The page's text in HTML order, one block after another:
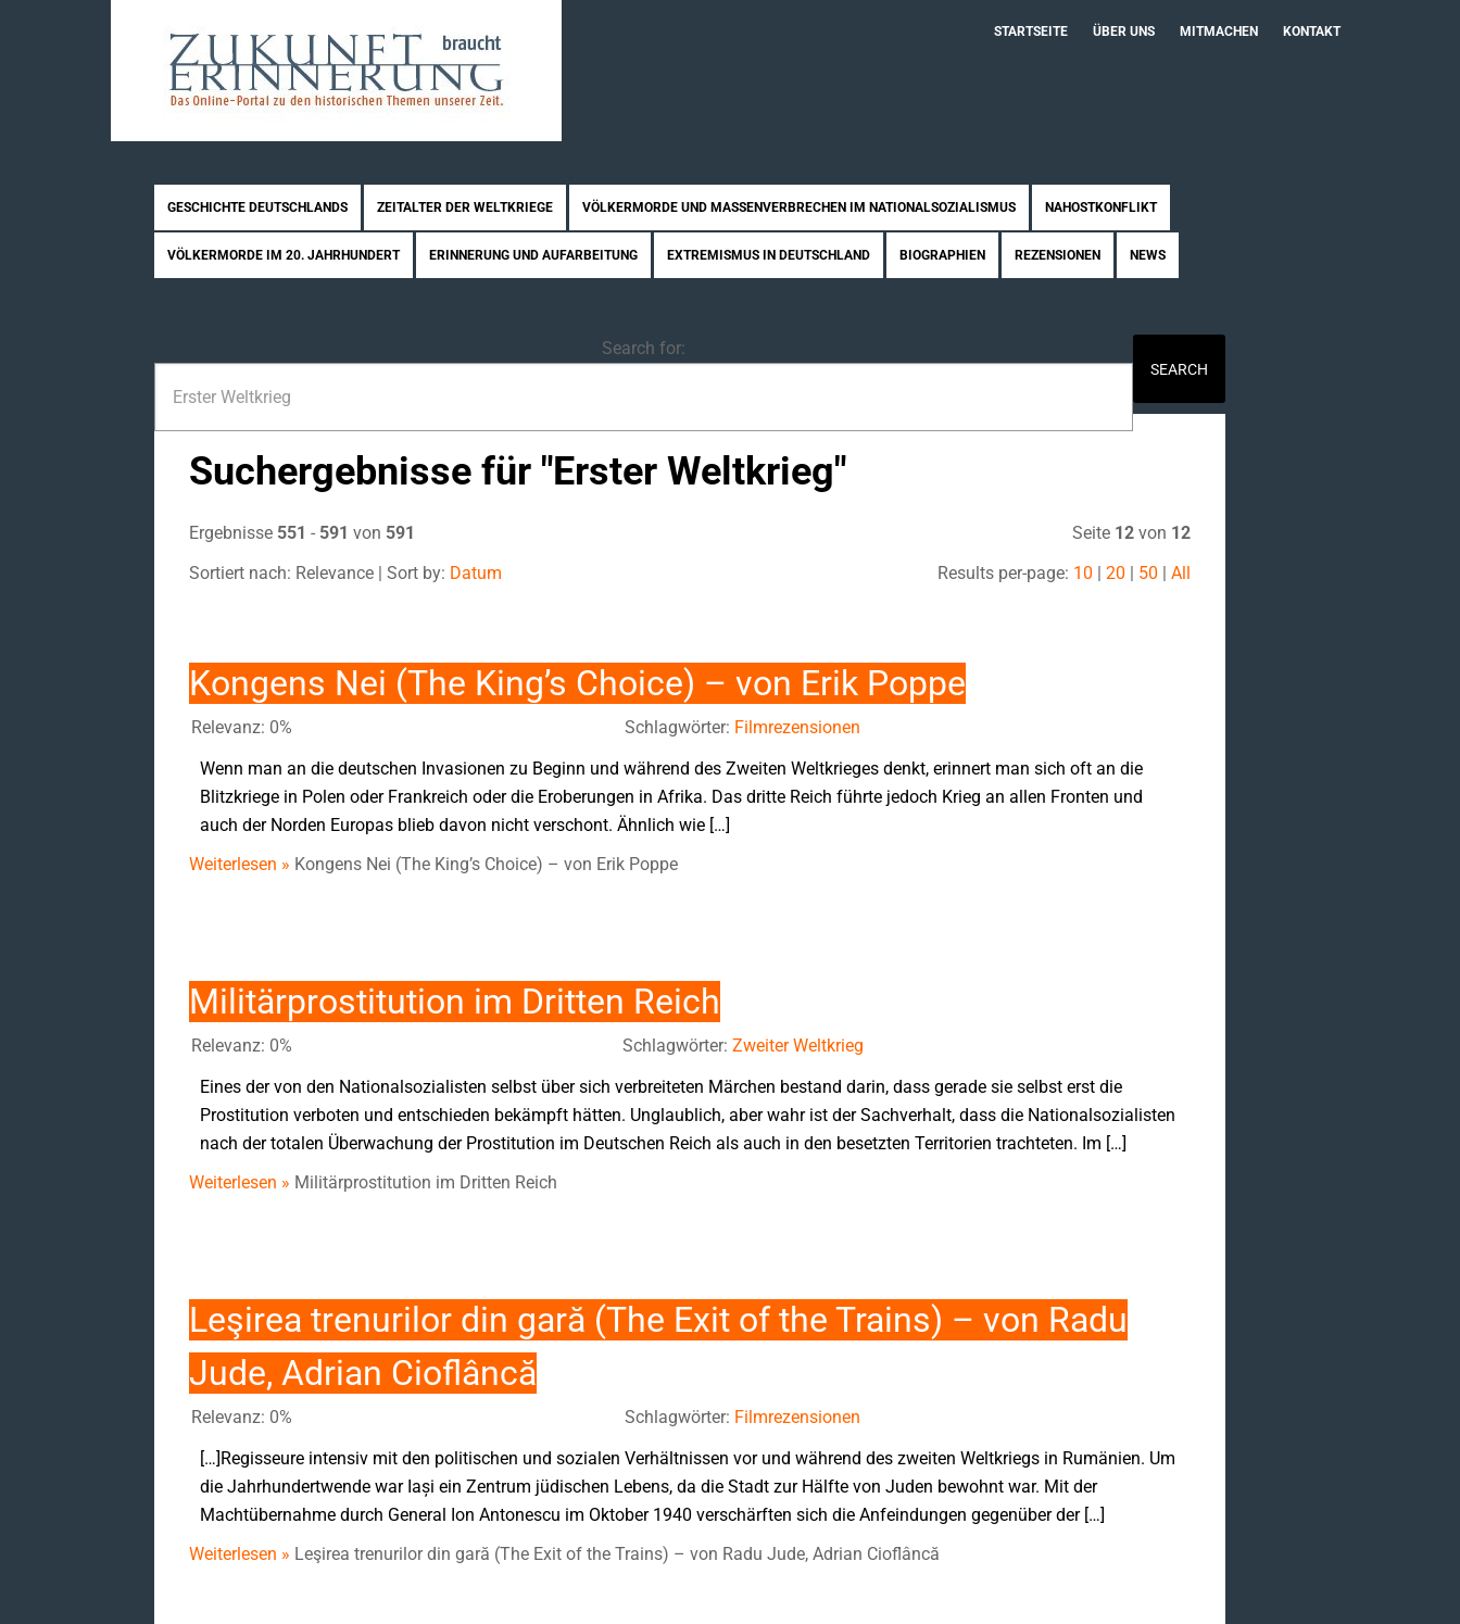
STARTSEITE ÜBER UNS MITMACHEN KONTAKT
GESCHICHTE DEUTSCHLANDS ZEITALTER DER WELTKRIEGE VÖLKERMORDE UND MASSENVERBRECHEN IM NATIONALSOZIALISMUS NAHOSTKONFLIKT
VÖLKERMORDE IM 20. JAHRHUNDERT ERINNERUNG UND AUFARBEITUNG EXTREMISMUS IN DEUTSCHLAND BIOGRAPHIEN REZENSIONEN NEWS
Search for:
Suchergebnisse für "Erster Weltkrieg"
Ergebnisse 551 - 591 von 591 Seite 12 von 12
Sortiert nach: Relevance | Sort by: Datum Results per-page: 10 | 20 | 50 | All
Kongens Nei (The King’s Choice) – von Erik Poppe
Relevanz: 0% Schlagwörter: Filmrezensionen
Wenn man an die deutschen Invasionen zu Beginn und während des Zweiten Weltkrieges denkt, erinnert man sich oft an die
Blitzkriege in Polen oder Frankreich oder die Eroberungen in Afrika. Das dritte Reich führte jedoch Krieg an allen Fronten und
auch der Norden Europas blieb davon nicht verschont. Ähnlich wie […]
Weiterlesen » Kongens Nei (The King’s Choice) – von Erik Poppe
Militärprostitution im Dritten Reich
Relevanz: 0% Schlagwörter: Zweiter Weltkrieg
Eines der von den Nationalsozialisten selbst über sich verbreiteten Märchen bestand darin, dass gerade sie selbst erst die
Prostitution verboten und entschieden bekämpft hätten. Unglaublich, aber wahr ist der Sachverhalt, dass die Nationalsozialisten
nach der totalen Überwachung der Prostitution im Deutschen Reich als auch in den besetzten Territorien trachteten. Im […]
Weiterlesen » Militärprostitution im Dritten Reich
Leşirea trenurilor din gară (The Exit of the Trains) – von Radu
Jude, Adrian Cioflâncă
Relevanz: 0% Schlagwörter: Filmrezensionen
[…]Regisseure intensiv mit den politischen und sozialen Verhältnissen vor und während des zweiten Weltkriegs in Rumänien. Um
die Jahrhundertwende war Iași ein Zentrum jüdischen Lebens, da die Stadt zur Hälfte von Juden bewohnt war. Mit der
Machtübernahme durch General Ion Antonescu im Oktober 1940 verschärften sich die Anfeindungen gegenüber der […]
Weiterlesen » Leşirea trenurilor din gară (The Exit of the Trains) – von Radu Jude, Adrian Cioflâncă